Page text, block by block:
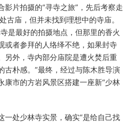
影片拍摄的“寻寺之旅”，先后考察走
古庙，但并未找到理想中的寺庙。
是最好的拍摄地点，但那里的香火
或者参拜的人络绎不绝，如果封寺
另外，寺内部分庙院是遭火焚后重
古朴感。”最终，经过与陈木胜导演
康市的方岩风景区搭建一座新“少林
处少林寺实景，确实“是给自己找